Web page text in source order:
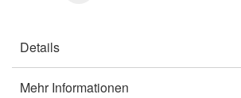
Details
Mehr Informationen